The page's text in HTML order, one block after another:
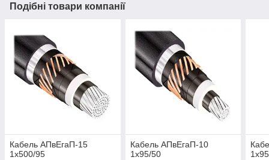
Подібні товари компанії
Кабель АПвЕгаП-15
1х500/95
Кабель АПвЕгаП-10
1х95/50